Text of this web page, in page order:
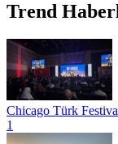
Trend
Chicago Türk
1